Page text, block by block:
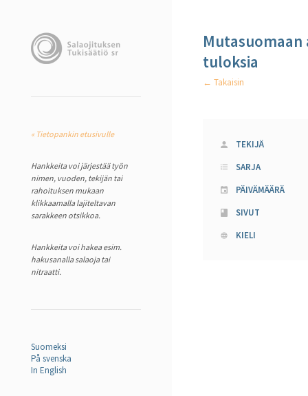
« Tietopankin etusivulle
Hankkeita voi järjestää työn
nimen, vuoden, tekijän tai
rahoituksen mukaan
klikkaamalla lajiteltavan
sarakkeen otsikkoa.
Hankkeita voi hakea esim.
hakusanalla salaoja tai
nitraatti.
Suomeksi
På svenska
In English
Mutasuomaan
tuloksia
← Takaisin
TEKIJÄ
SARJA
PÄIVÄMÄÄRÄ
SIVUT
KIELI